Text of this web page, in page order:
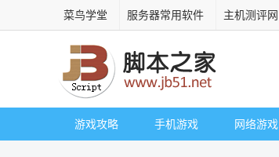
菜鸟学堂 服务器常用软件 主机测评网
游戏攻略 手机游戏 网络游戏